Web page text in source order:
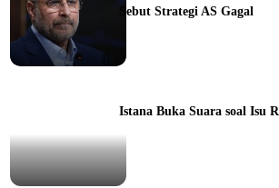
Sebut Strategi AS Gagal
Istana Buka Suara soal Isu